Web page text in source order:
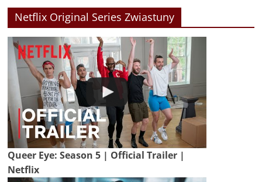
Netflix Original Series Zwiastuny
Queer Eye: Season 5 | Official Trailer |
Netflix